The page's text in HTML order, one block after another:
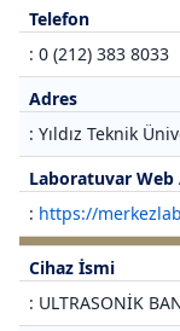
Telefon
: 0 (212) 383 8033
Adres
: Yıldız Teknik
Laboratuvar Web
: https://
Cihaz İsmi
: ULTRASONİK